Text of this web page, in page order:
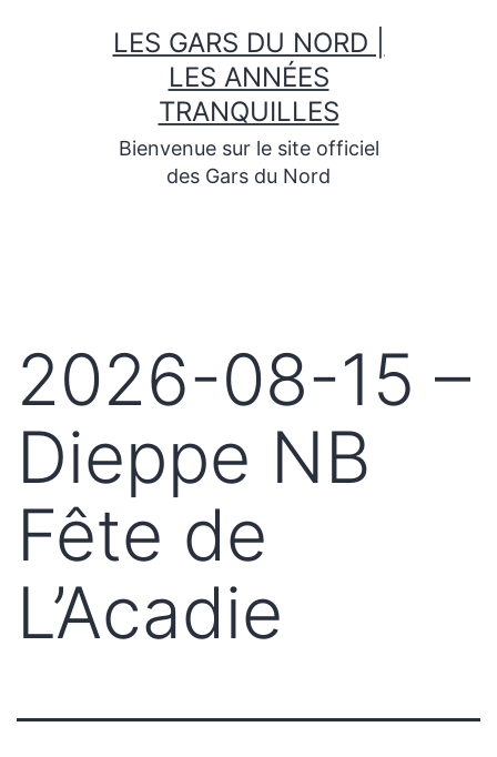
LES GARS DU NORD |
LES ANNÉES
TRANQUILLES
Bienvenue sur le site officiel
des Gars du Nord
2026-08-15 –
Dieppe NB
Fête de
L’Acadie